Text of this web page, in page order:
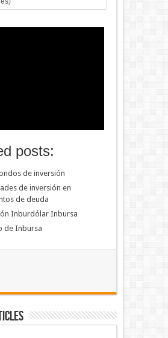
posts:
de inversión
de inversión en
de deuda
Inburdólar Inbursa
de Inbursa